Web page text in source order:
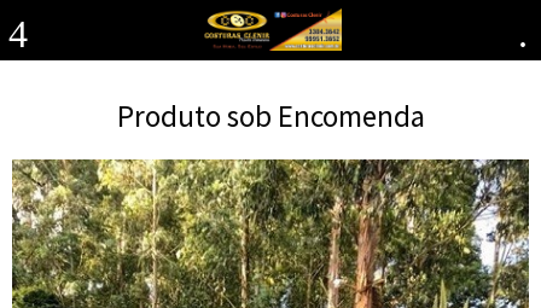
4 .
Produto sob Encomenda